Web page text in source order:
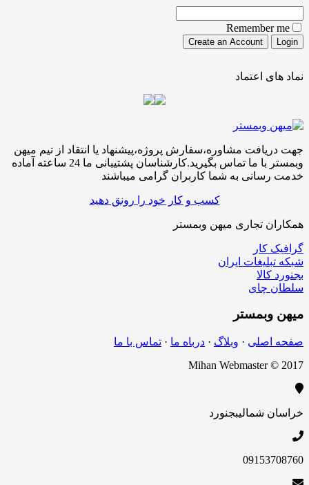
Remember me
نماد های اعتماد
جهت دریافت مشاوره،سفارش پروژه،پیشنهاد یا انتقاد از تیم میهن
وبمستر با ما تماس بگیرید.کارشناسان پشتیبانی ما 24 ساعته آماده
خدمت رسانی به شما کاربران گرامی میباشند
کسب و کار خود را رونق دهید
همکاران تجاری میهن وبمستر
گرافیک کار
شبکه تبلیغات ایران
بجنورد کالا
سلطان چای
میهن وبمستر
صفحه اصلی · وبلاگ · درباه ما · تماس با ما
Mihan Webmaster © 2017
خراسان شمالیبجنورد
09153708760